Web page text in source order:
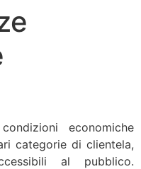
economiche
categorie di clientela,
al pubblico.